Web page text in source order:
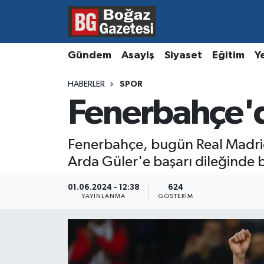
Gündem Asayiş Siyaset Eğitim
HABERLER SPOR
Fenerbahçe, bugün Real
Arda Güler'e başarı dileğinde
01.06.2024 - 12:38
YAYINLANMA
624
GÖSTERIM
Asayiş
Kültür ve Sanat
Resmi İlanlar
Hava Durumu
Süper Lig Puan Durumu ve Fikstür
Son Dakika Haberleri
Haber Arşivi